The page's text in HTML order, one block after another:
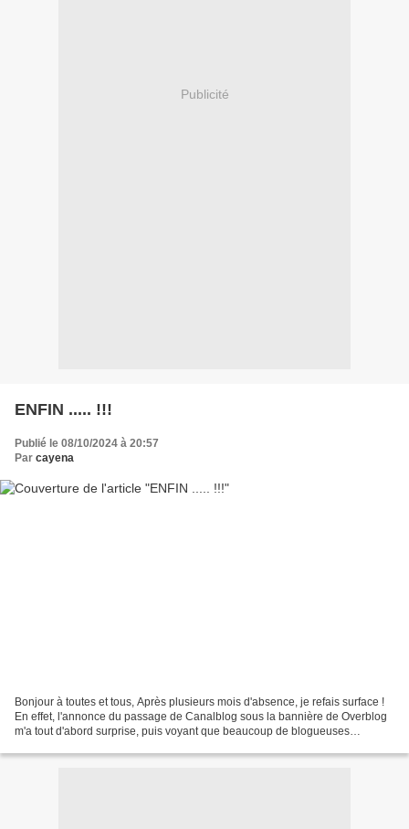
Publicité
ENFIN ..... !!!
Publié le 08/10/2024 à 20:57
Par cayena
Bonjour à toutes et tous, Après plusieurs mois d'absence, je refais surface !
En effet, l'annonce du passage de Canalblog sous la bannière de Overblog
m'a tout d'abord surprise, puis voyant que beaucoup de blogueuses